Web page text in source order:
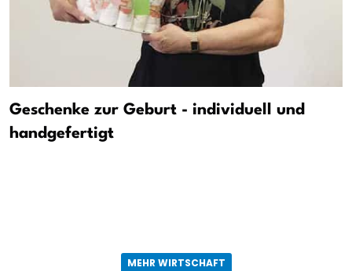
Geschenke zur Geburt - individuell und
handgefertigt
MEHR WIRTSCHAFT